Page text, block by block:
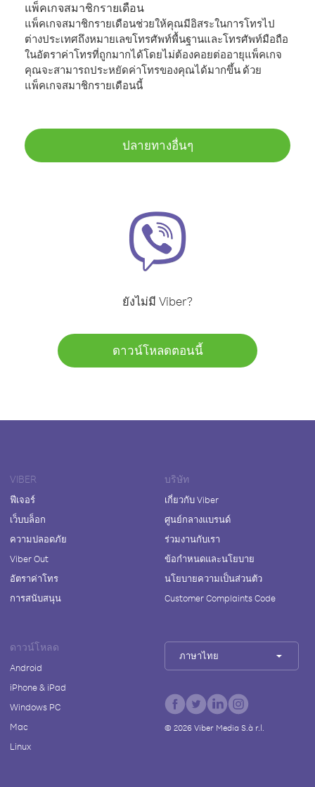
แพ็คเกจสมาชิกรายเดือน
แพ็คเกจสมาชิกรายเดือนช่วยให้คุณมีอิสระในการโทรไป
ต่างประเทศถึงหมายเลขโทรศัพท์พื้นฐานและโทรศัพท์มือถือ
ในอัตราค่าโทรที่ถูกมากได้โดยไม่ต้องคอยต่ออายุแพ็คเกจ
คุณจะสามารถประหยัดค่าโทรของคุณได้มากขึ้น ด้วย
แพ็คเกจสมาชิกรายเดือนนี้
ปลายทางอื่นๆ
ยังไม่มี Viber?
ดาวน์โหลดตอนนี้
VIBER
ฟีเจอร์
เว็บบล็อก
ความปลอดภัย
Viber Out
อัตราค่าโทร
การสนับสนุน
บริษัท
เกี่ยวกับ Viber
ศูนย์กลางแบรนด์
ร่วมงานกับเรา
ข้อกำหนดและนโยบาย
นโยบายความเป็นส่วนตัว
Customer Complaints Code
ดาวน์โหลด
Android
iPhone & iPad
Windows PC
Mac
Linux
ภาษาไทย
© 2026Viber Media S.à r.l.